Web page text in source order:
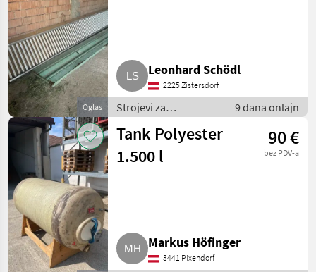
Oglas
Leonhard Schödl
2225 Zistersdorf
Strojevi za
vinogradarstvo /
Ostali strojevi za
vinogradarstvo
9 dana onlajn
Tank Polyester
1.500 l
90 €
bez PDV-a
Markus Höfinger
3441 Pixendorf